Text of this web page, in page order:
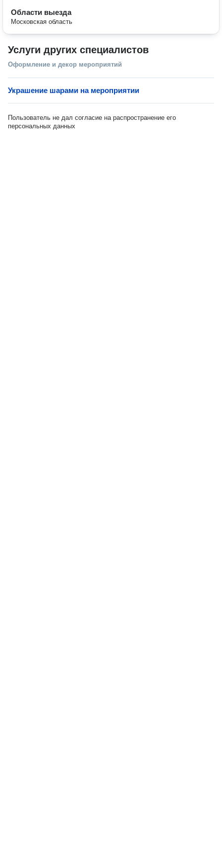
Области выезда
Московская область
Услуги других специалистов
Оформление и декор мероприятий
Украшение шарами на мероприятии
Пользователь не дал согласие на распространение его
персональных данных